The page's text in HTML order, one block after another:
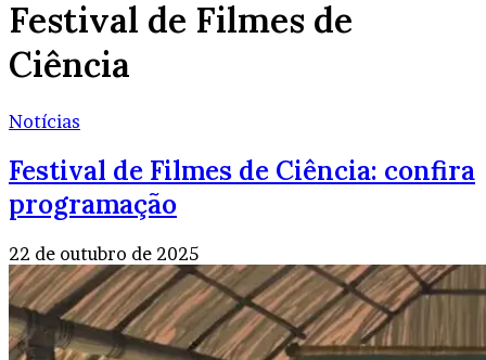
Festival de Filmes de
Ciência
Notícias
Festival de Filmes de Ciência: confira
programação
22 de outubro de 2025